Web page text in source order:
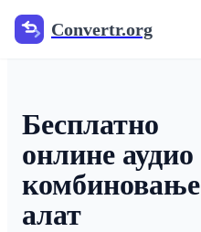
Convertr.org
Бесплатно
онлине аудио
комбиновање
алат